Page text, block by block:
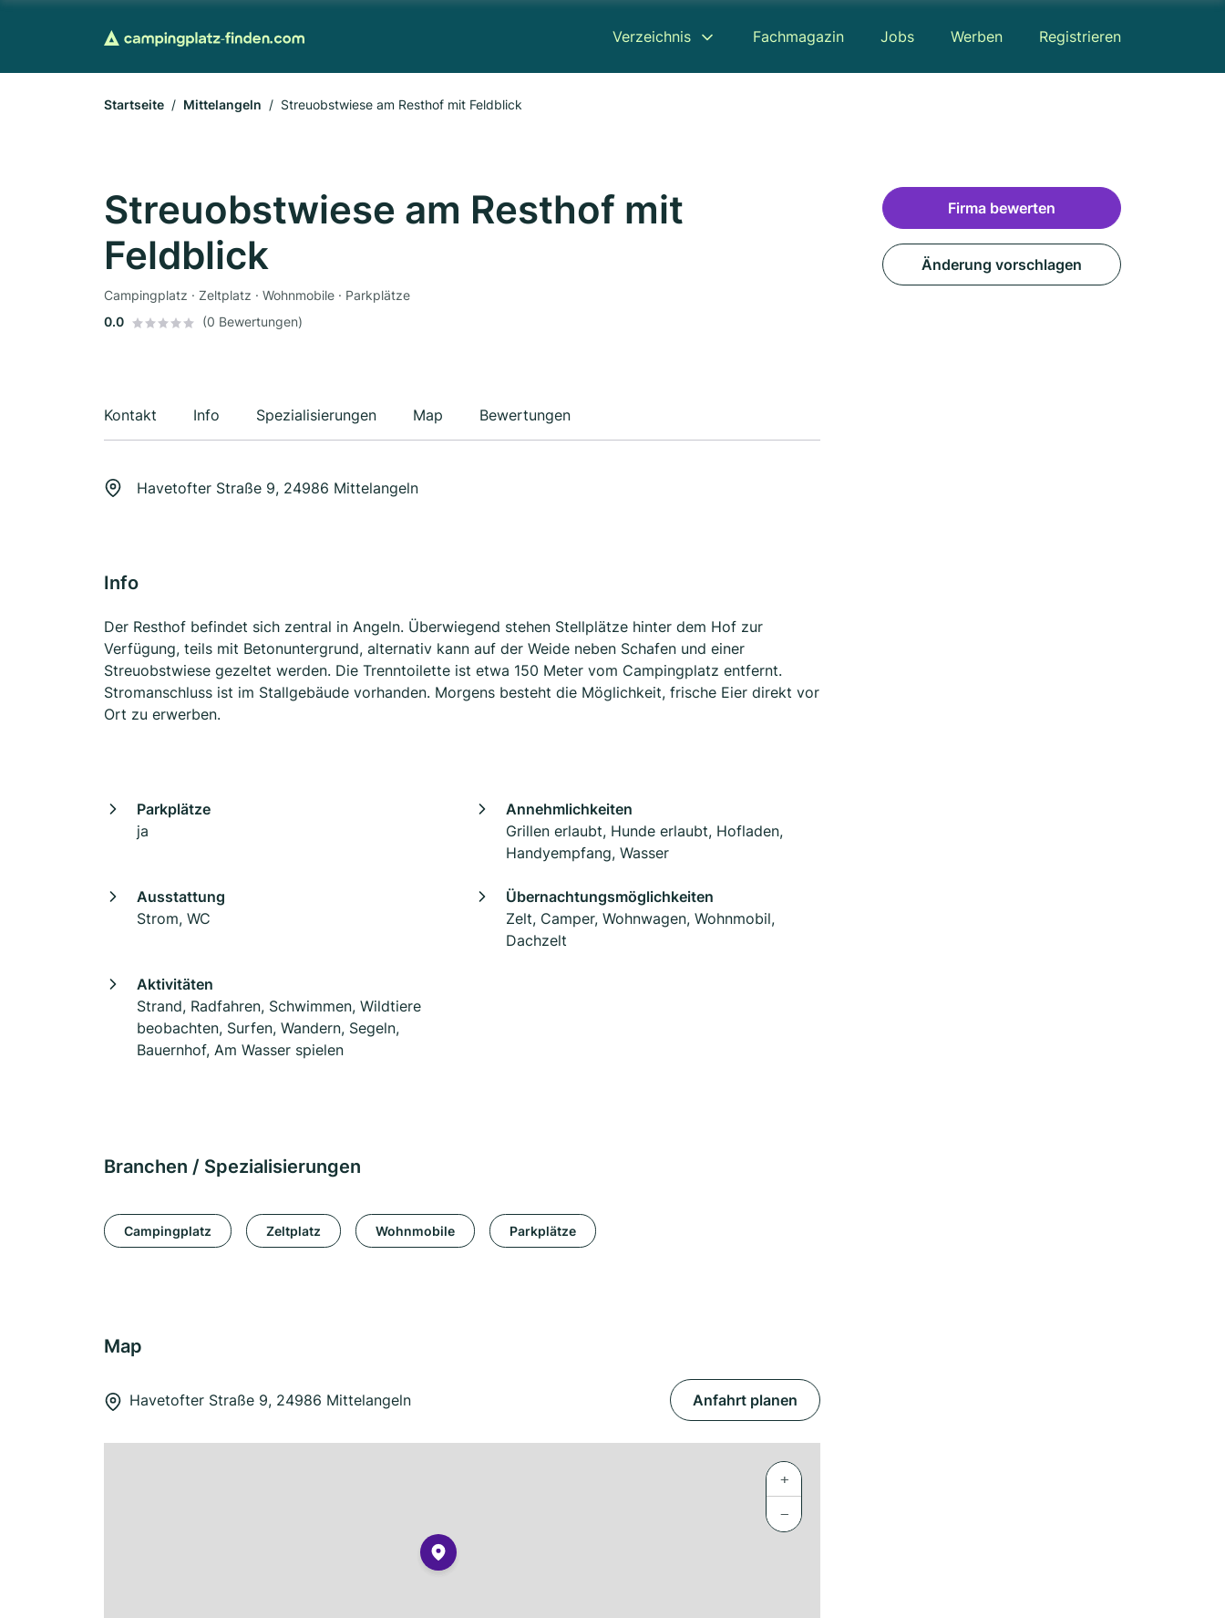
Verzeichnis Fachmagazin Jobs Werben Registrieren
Startseite Mittelangeln Streuobstwiese am Resthof mit Feldblick
Streuobstwiese am Resthof mit
Feldblick
Campingplatz · Zeltplatz · Wohnmobile · Parkplätze
0.0
(0 Bewertungen)
Kontakt Info Spezialisierungen Map Bewertungen
Havetofter Straße 9, 24986 Mittelangeln
Info
Der Resthof befindet sich zentral in Angeln. Überwiegend stehen Stellplätze hinter dem Hof zur
Verfügung, teils mit Betonuntergrund, alternativ kann auf der Weide neben Schafen und einer
Streuobstwiese gezeltet werden. Die Trenntoilette ist etwa 150 Meter vom Campingplatz entfernt.
Stromanschluss ist im Stallgebäude vorhanden. Morgens besteht die Möglichkeit, frische Eier direkt vor
Ort zu erwerben.
Parkplätze
ja
Annehmlichkeiten
Grillen erlaubt, Hunde erlaubt, Hofladen,
Handyempfang, Wasser
Ausstattung
Strom, WC
Übernachtungsmöglichkeiten
Zelt, Camper, Wohnwagen, Wohnmobil,
Dachzelt
Aktivitäten
Strand, Radfahren, Schwimmen, Wildtiere
beobachten, Surfen, Wandern, Segeln,
Bauernhof, Am Wasser spielen
Branchen / Spezialisierungen
Campingplatz Zeltplatz Wohnmobile Parkplätze
Map
Havetofter Straße 9, 24986 Mittelangeln Anfahrt planen
+
−
Firma bewerten
Änderung vorschlagen